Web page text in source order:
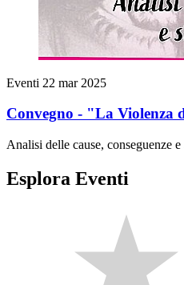
Eventi 22 mar 2025
Convegno - "La Violenza
Analisi delle cause, conseguenze
Esplora Eventi